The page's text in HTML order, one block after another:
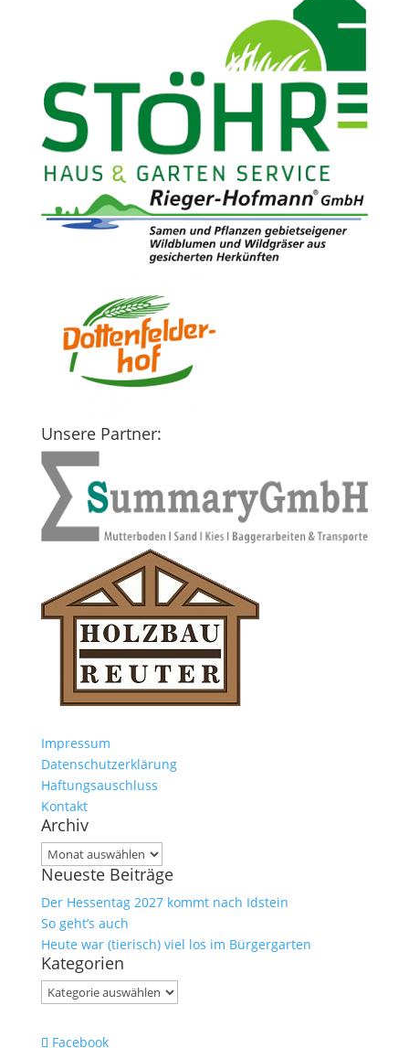
Unsere Partner:
Impressum
Datenschutzerklärung
Haftungsauschluss
Kontakt
Archiv
Archiv
Neueste Beiträge
Der Hessentag 2027 kommt nach Idstein
So geht’s auch
Heute war (tierisch) viel los im Bürgergarten
Kategorien
Kategorien
Facebook